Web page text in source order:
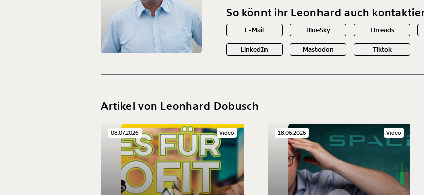
So könnt ihr Leonhard auch
E-Mail BlueSky Threads
LinkedIn Mastodon Tiktok
Artikel von Leonhard Dobusch
Video
08.07.2026 Video
18.06.2026